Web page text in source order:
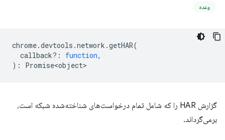
وعده
chrome.devtools .network .getHAR(
callback? : function,
) : Promise<object>
گزارش HAR را که شامل تمام درخواست‌های شناخته‌شده شبکه است،
برمی‌گرداند.